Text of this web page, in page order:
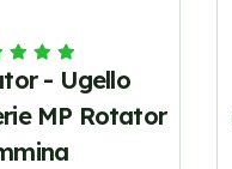
- Ugello
MP Rotator